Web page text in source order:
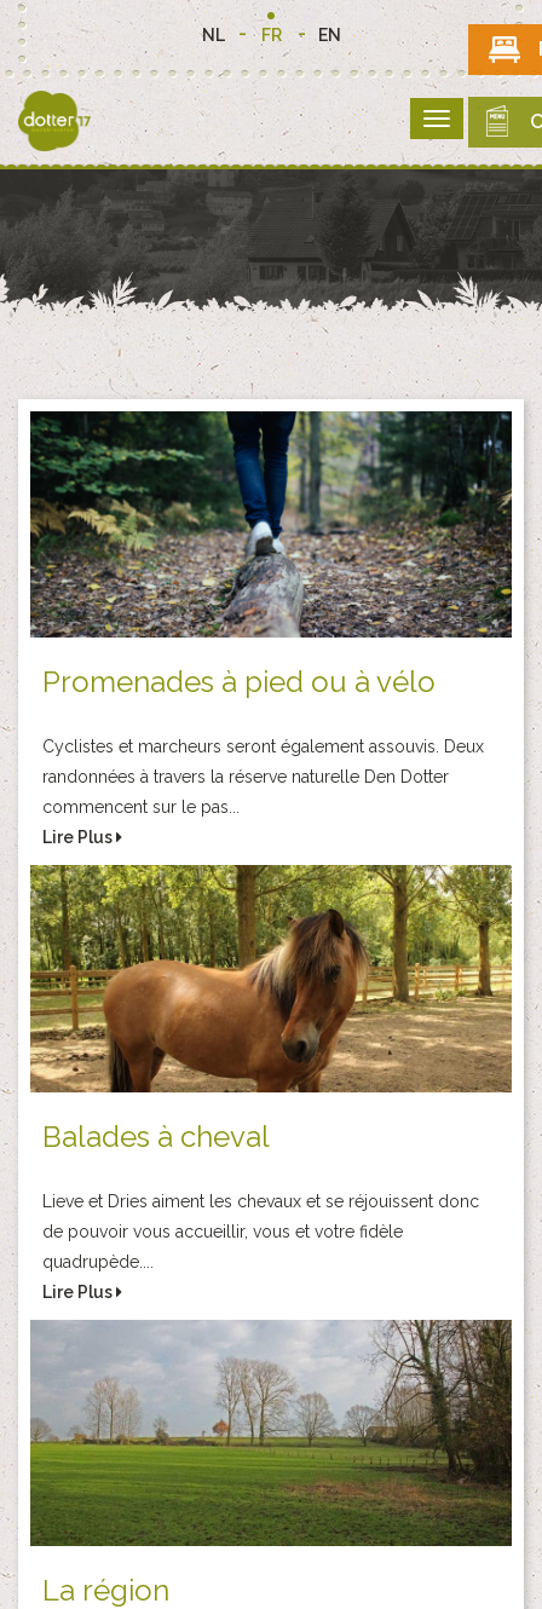
NL FR EN
Promenades à pied ou à vélo
Cyclistes et marcheurs seront également assouvis. Deux
randonnées à travers la réserve naturelle Den Dotter
commencent sur le pas...
Lire Plus
Balades à cheval
Lieve et Dries aiment les chevaux et se réjouissent donc
de pouvoir vous accueillir, vous et votre fidèle
quadrupède....
Lire Plus
La région